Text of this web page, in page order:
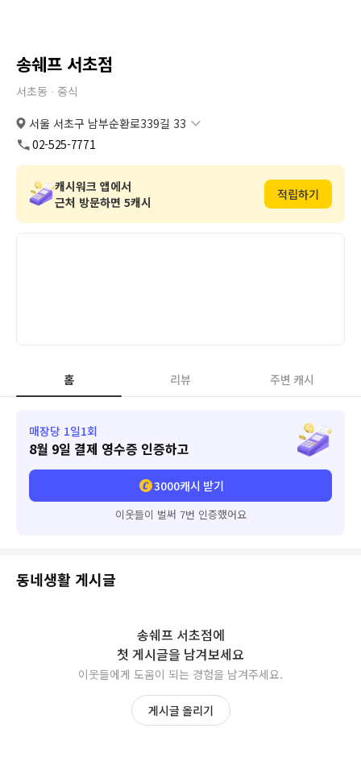
송쉐프 서초점
서초동 ∙ 중식
서울 서초구 남부순환로339길 33
도로명 서울 서초구 남부순환로339길 33
02-525-7771
캐시워크 앱에서
근처 방문하면 5캐시
적립하기
홈 리뷰 주변 캐시
매장당 1일1회
8월 9일 결제 영수증 인증하고
3000캐시 받기
이웃들이 벌써 7번 인증했어요
동네생활 게시글
송쉐프 서초점에
첫 게시글을 남겨보세요
이웃들에게 도움이 되는 경험을 남겨주세요.
게시글 올리기